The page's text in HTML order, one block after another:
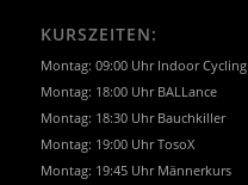
KURSZEITEN:
Montag: 09:00 Uhr Indoor Cycling
Montag: 18:00 Uhr BALLance
Montag: 18:30 Uhr Bauchkiller
Montag: 19:00 Uhr TosoX
Montag: 19:45 Uhr Männerkurs